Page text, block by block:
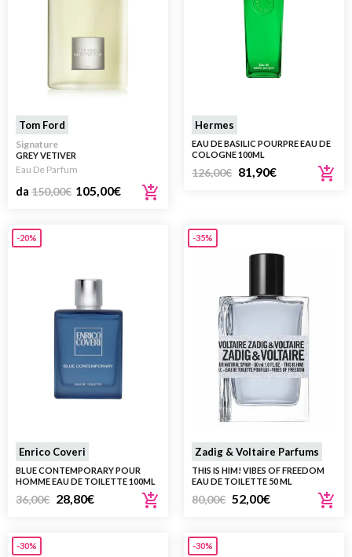
Tom Ford
Signature
GREY VETIVER
Eau De Parfum
da 150,00€ 105,00€
Hermes
EAU DE BASILIC POURPRE EAU DE
COLOGNE 100ML
126,00€ 81,90€
-20%
Enrico Coveri
BLUE CONTEMPORARY POUR
HOMME EAU DE TOILETTE 100ML
36,00€ 28,80€
-35%
Zadig & Voltaire Parfums
THIS IS HIM! VIBES OF FREEDOM
EAU DE TOILETTE 50 ML
80,00€ 52,00€
-30% -30%